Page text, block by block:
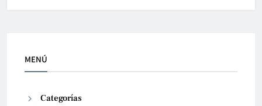
MENÚ
Categorías